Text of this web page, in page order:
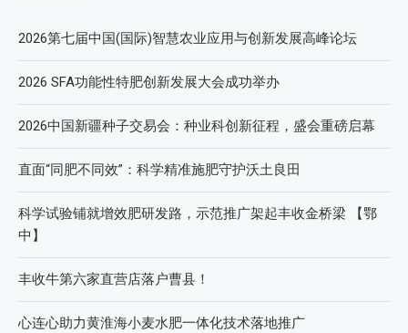
2026第七届中国(国际)智慧农业应用与创新发展高峰论坛
2026 SFA功能性特肥创新发展大会成功举办
2026中国新疆种子交易会：种业科创新征程，盛会重磅启幕
直面“同肥不同效”：科学精准施肥守护沃土良田
科学试验铺就增效肥研发路，示范推广架起丰收金桥梁 【鄂
中】
丰收牛第六家直营店落户曹县！
心连心助力黄淮海小麦水肥一体化技术落地推广